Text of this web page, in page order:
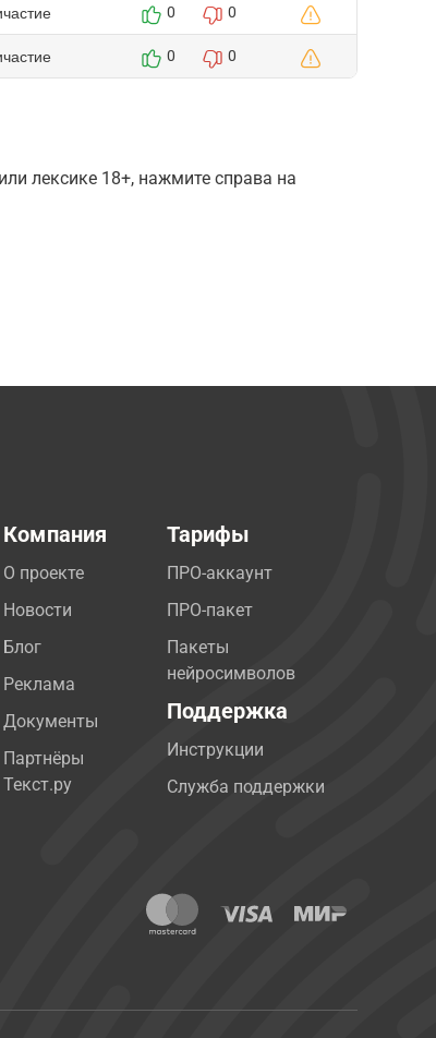
0 0
0 0
лексике 18+, нажмите справа на
Компания
О проекте
Новости
Блог
Реклама
Документы
Партнёры
Текст.ру
Тарифы
ПРО-аккаунт
ПРО-пакет
Пакеты
нейросимволов
Поддержка
Инструкции
Служба поддержки